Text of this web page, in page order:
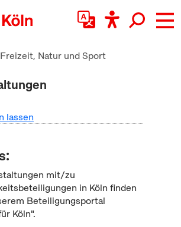
Freizeit, Natur und Sport
lassen
mit/zu
in Köln finden
Beteiligungsportal
Köln".